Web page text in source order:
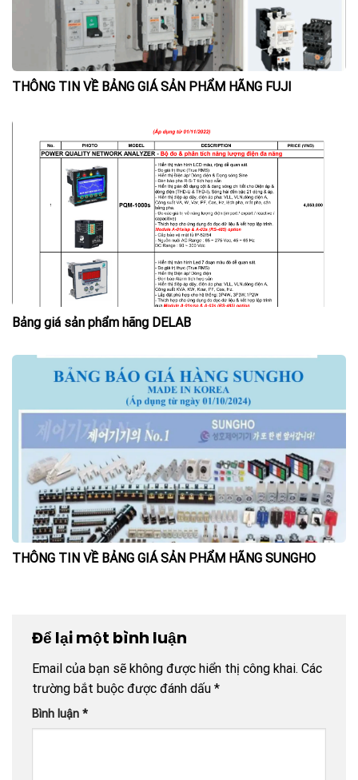
THÔNG TIN VỀ BẢNG GIÁ SẢN PHẨM HÃNG FUJI
Bảng giá sản phẩm hãng DELAB
THÔNG TIN VỀ BẢNG GIÁ SẢN PHẨM HÃNG SUNGHO
Để lại một bình luận
Email của bạn sẽ không được hiển thị công khai. Các
trường bắt buộc được đánh dấu *
Bình luận *